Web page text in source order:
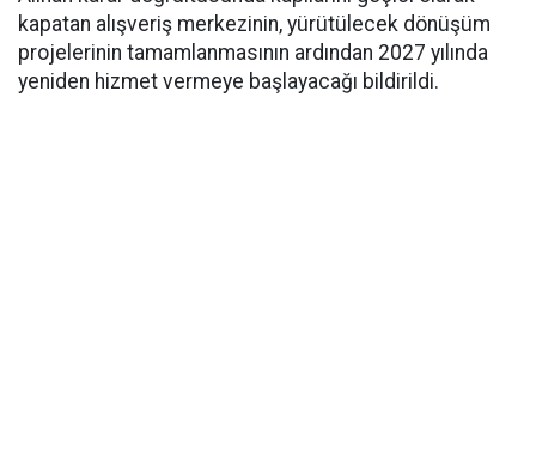
kapatan alışveriş merkezinin, yürütülecek dönüşüm
projelerinin tamamlanmasının ardından 2027 yılında
yeniden hizmet vermeye başlayacağı bildirildi.